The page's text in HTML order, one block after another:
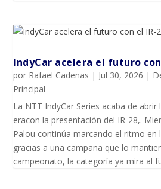
IndyCar acelera el futuro
por Rafael Cadenas | Jul 30, 2026 |
Principal
La NTT IndyCar Series acaba de
eracon la presentación del IR-28,.
Palou continúa marcando el ritmo en
gracias a una campaña que lo
campeonato, la categoría ya mira al